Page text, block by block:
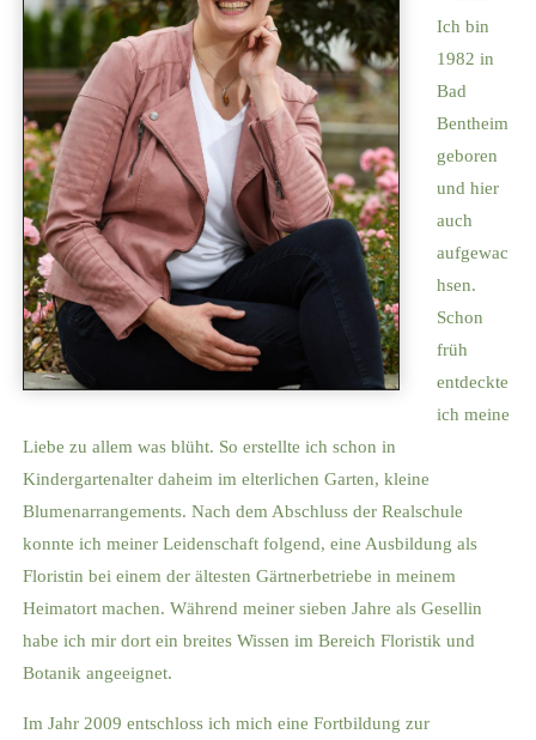
Ich bin
1982 in
Bad
Bentheim
geboren
und hier
auch
aufgewac
hsen.
Schon
früh
entdeckte
ich meine
Liebe zu allem was blüht. So erstellte ich schon in
Kindergartenalter daheim im elterlichen Garten, kleine
Blumenarrangements. Nach dem Abschluss der Realschule
konnte ich meiner Leidenschaft folgend, eine Ausbildung als
Floristin bei einem der ältesten Gärtnerbetriebe in meinem
Heimatort machen. Während meiner sieben Jahre als Gesellin
habe ich mir dort ein breites Wissen im Bereich Floristik und
Botanik angeeignet.
Im Jahr 2009 entschloss ich mich eine Fortbildung zur